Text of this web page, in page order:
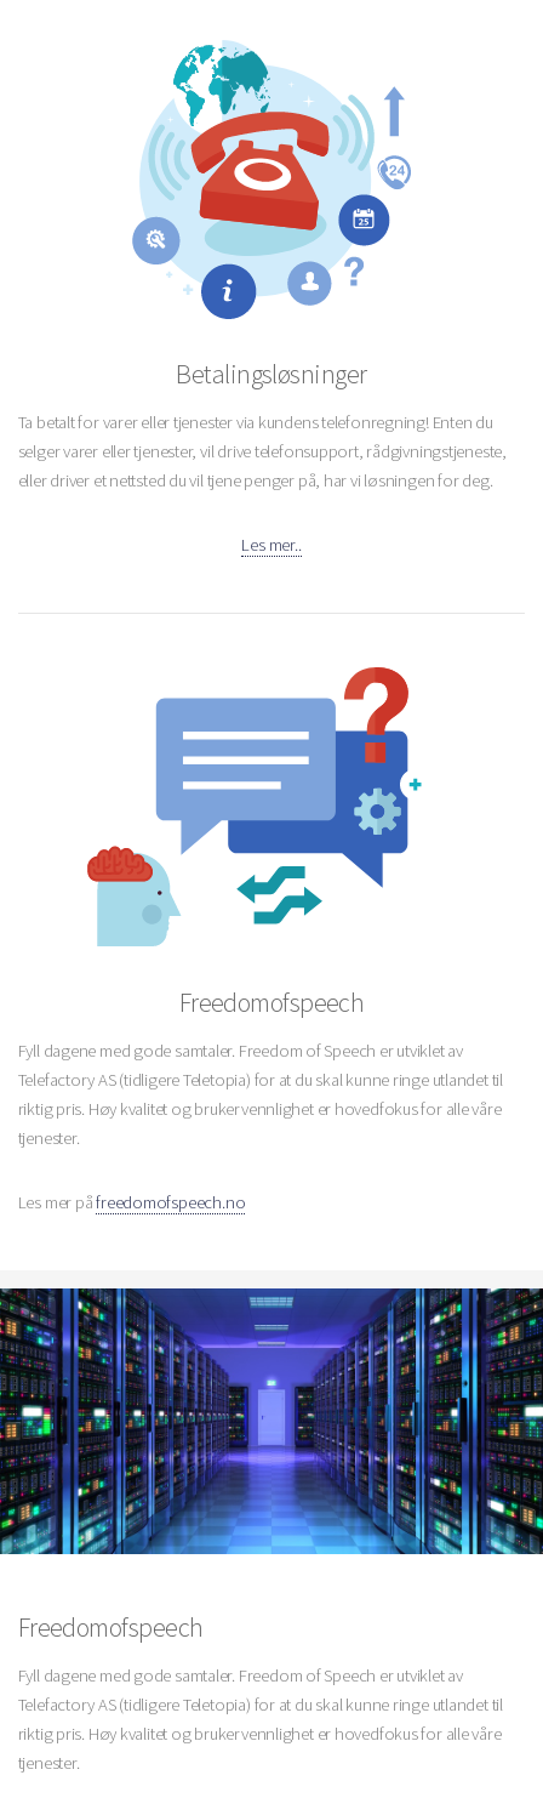
Betalingsløsninger
Ta betalt for varer eller tjenester via kundens telefonregning! Enten du
selger varer eller tjenester, vil drive telefonsupport, rådgivningstjeneste,
eller driver et nettsted du vil tjene penger på, har vi løsningen for deg.
Les mer..
Freedomofspeech
Fyll dagene med gode samtaler. Freedom of Speech er utviklet av
Telefactory AS (tidligere Teletopia) for at du skal kunne ringe utlandet til
riktig pris. Høy kvalitet og brukervennlighet er hovedfokus for alle våre
tjenester.
Les mer påfreedomofspeech.no
Freedomofspeech
Fyll dagene med gode samtaler. Freedom of Speech er utviklet av
Telefactory AS (tidligere Teletopia) for at du skal kunne ringe utlandet til
riktig pris. Høy kvalitet og brukervennlighet er hovedfokus for alle våre
tjenester.